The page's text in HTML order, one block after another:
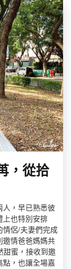
，從拾
，早已熟悉彼
上也特別安排
情侶/夫妻們完成
邀情爸爸媽媽共
甜蜜，接收到邀
，也讓全場嘉